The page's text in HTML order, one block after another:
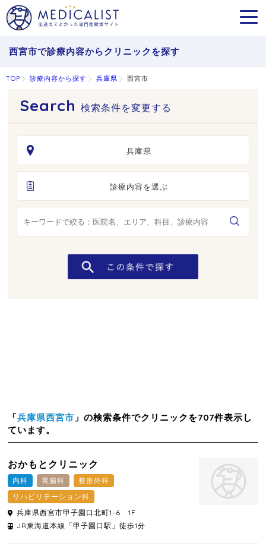
西宮市で診療内容からクリニックを探す
TOP 診療内容から探す 兵庫県 西宮市
検索条件を変更する
兵庫県
診療内容を選ぶ
「兵庫県西宮市 」の検索条件でクリニックを707件表示し
ています。
おかもとクリニック
内科 胃腸科
整形外科
リハビリテーション科
兵庫県西宮市甲子園口北町1-6 1F
JR東海道本線「甲子園口駅」徒歩1分